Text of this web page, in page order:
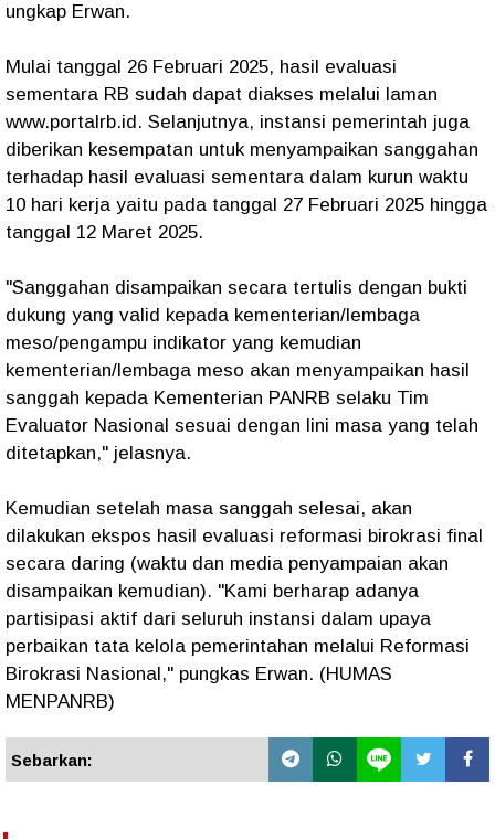
ungkap Erwan.
Mulai tanggal 26 Februari 2025, hasil evaluasi
sementara RB sudah dapat diakses melalui laman
www.portalrb.id. Selanjutnya, instansi pemerintah juga
diberikan kesempatan untuk menyampaikan sanggahan
terhadap hasil evaluasi sementara dalam kurun waktu
10 hari kerja yaitu pada tanggal 27 Februari 2025 hingga
tanggal 12 Maret 2025.
"Sanggahan disampaikan secara tertulis dengan bukti
dukung yang valid kepada kementerian/lembaga
meso/pengampu indikator yang kemudian
kementerian/lembaga meso akan menyampaikan hasil
sanggah kepada Kementerian PANRB selaku Tim
Evaluator Nasional sesuai dengan lini masa yang telah
ditetapkan," jelasnya.
Kemudian setelah masa sanggah selesai, akan
dilakukan ekspos hasil evaluasi reformasi birokrasi final
secara daring (waktu dan media penyampaian akan
disampaikan kemudian). "Kami berharap adanya
partisipasi aktif dari seluruh instansi dalam upaya
perbaikan tata kelola pemerintahan melalui Reformasi
Birokrasi Nasional," pungkas Erwan. (HUMAS
MENPANRB)
Sebarkan: